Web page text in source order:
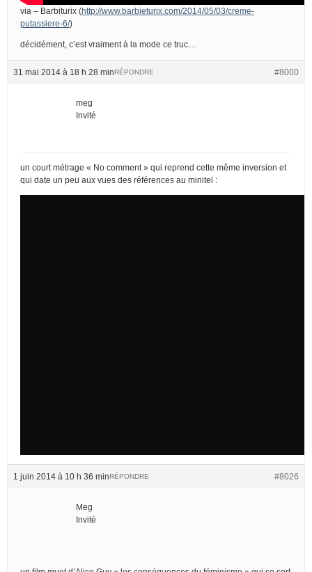
via – Barbiturix (http://www.barbieturix.com/2014/05/03/creme-
putassiere-6/)
décidément, c’est vraiment à la mode ce truc…
31 mai 2014 à 18 h 28 min #8000
RÉPONDRE
meg
Invité
un court métrage « No comment » qui reprend cette même inversion et
qui date un peu aux vues des références au minitel :
1 juin 2014 à 10 h 36 min #8026
RÉPONDRE
Meg
Invité